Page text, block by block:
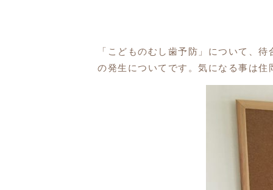
「こどものむし歯予防」について、
の発生についてです。気になる事は